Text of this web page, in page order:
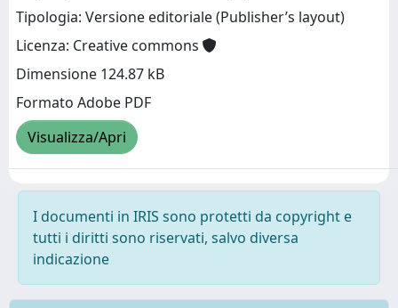
Tipologia: Versione editoriale (Publisher’s layout)
Licenza: Creative commons
Dimensione 124.87 kB
Formato Adobe PDF
Visualizza/Apri
I documenti in IRIS sono protetti da copyright e
tutti i diritti sono riservati, salvo diversa
indicazione